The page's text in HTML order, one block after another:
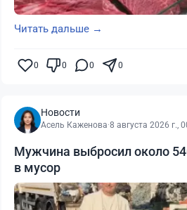
Читать дальше →
0 0 0 0
Новости
Асель Каженова·8 августа 2026 г.,
Мужчина выбросил около
в мусор